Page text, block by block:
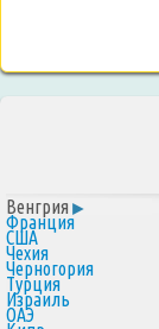
Венгрия
Франция
США
Чехия
Черногория
Турция
Израиль
ОАЭ